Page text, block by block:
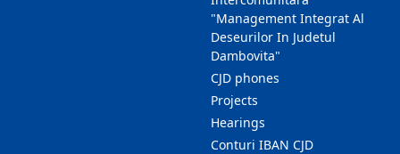
"Management Integrat Al
Deseurilor In Judetul
Dambovita"
CJD phones
Projects
Hearings
Conturi IBAN CJD